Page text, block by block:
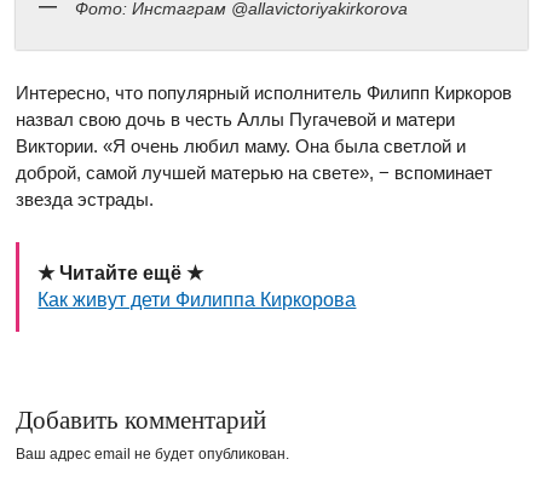
Фото: Инстаграм @allavictoriyakirkorova
Интересно, что популярный исполнитель Филипп Киркоров
назвал свою дочь в честь Аллы Пугачевой и матери
Виктории. «Я очень любил маму. Она была светлой и
доброй, самой лучшей матерью на свете», − вспоминает
звезда эстрады.
★ Читайте ещё ★
Как живут дети Филиппа Киркорова
Добавить комментарий
Ваш адрес email не будет опубликован.